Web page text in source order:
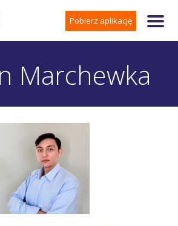
Pobierz aplikację
Marchewka